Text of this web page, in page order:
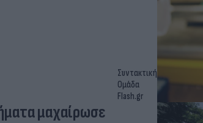
Συντακτική
Ομάδα
Flash.gr
μαχαίρωσε